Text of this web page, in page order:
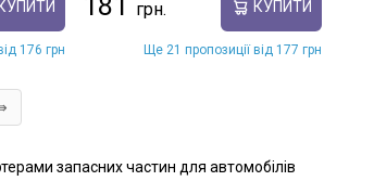
КУПИТИ
176 грн
КУПИТИ
Ще 21 пропозиції від 177 грн
запасних частин для автомобілів